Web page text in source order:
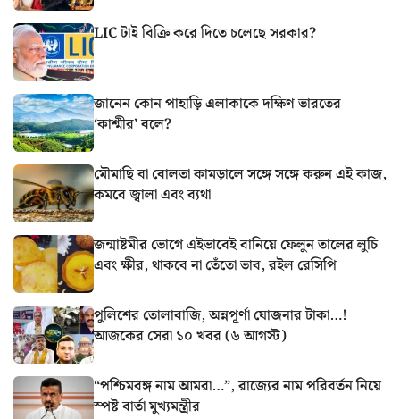
LIC টাই বিক্রি করে দিতে চলেছে সরকার?
জানেন কোন পাহাড়ি এলাকাকে দক্ষিণ ভারতের
‘কাশ্মীর’ বলে?
মৌমাছি বা বোলতা কামড়ালে সঙ্গে সঙ্গে করুন এই কাজ,
কমবে জ্বালা এবং ব্যথা
জন্মাষ্টমীর ভোগে এইভাবেই বানিয়ে ফেলুন তালের লুচি
এবং ক্ষীর, থাকবে না তেঁতো ভাব, রইল রেসিপি
পুলিশের তোলাবাজি, অন্নপূর্ণা যোজনার টাকা…!
আজকের সেরা ১০ খবর (৬ আগস্ট)
“পশ্চিমবঙ্গ নাম আমরা…”, রাজ্যের নাম পরিবর্তন নিয়ে
স্পষ্ট বার্তা মুখ্যমন্ত্রীর